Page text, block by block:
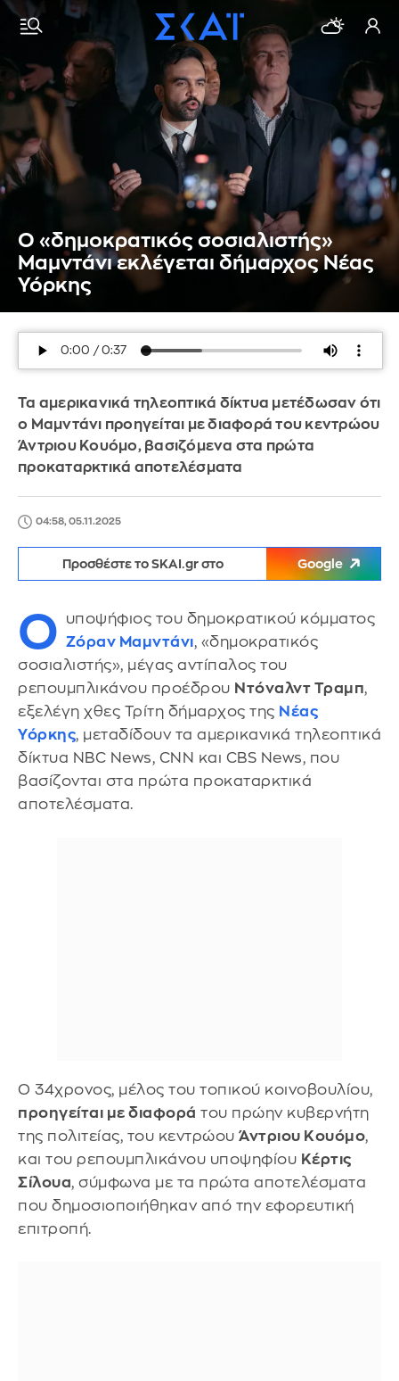
Ο «δημοκρατικός σοσιαλιστής»
Μαμντάνι εκλέγεται δήμαρχος Νέας
Υόρκης
Τα αμερικανικά τηλεοπτικά δίκτυα μετέδωσαν ότι
ο Μαμντάνι προηγείται με διαφορά του κεντρώου
Άντριου Κουόμο, βασιζόμενα στα πρώτα
προκαταρκτικά αποτελέσματα
04:58, 05.11.2025
Προσθέστε το SKAI.gr στο Google
Ο
υποψήφιος του δημοκρατικού κόμματος
Ζόραν Μαμντάνι, «δημοκρατικός
σοσιαλιστής», μέγας αντίπαλος του
ρεπουμπλικάνου προέδρου Ντόναλντ Τραμπ,
εξελέγη χθες Τρίτη δήμαρχος της Νέας
Υόρκης, μεταδίδουν τα αμερικανικά τηλεοπτικά
δίκτυα NBC News, CNN και CBS News, που
βασίζονται στα πρώτα προκαταρκτικά
αποτελέσματα.
Ο 34χρονος, μέλος του τοπικού κοινοβουλίου,
προηγείται με διαφορά του πρώην κυβερνήτη
της πολιτείας, του κεντρώου Άντριου Κουόμο,
και του ρεπουμπλικάνου υποψηφίου Κέρτις
Σίλουα, σύμφωνα με τα πρώτα αποτελέσματα
που δημοσιοποιήθηκαν από την εφορευτική
επιτροπή.